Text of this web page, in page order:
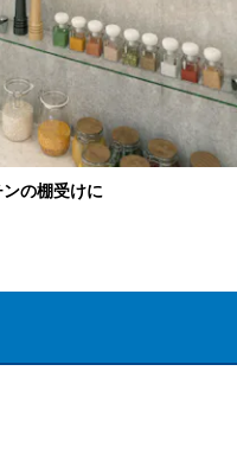
の棚受けに